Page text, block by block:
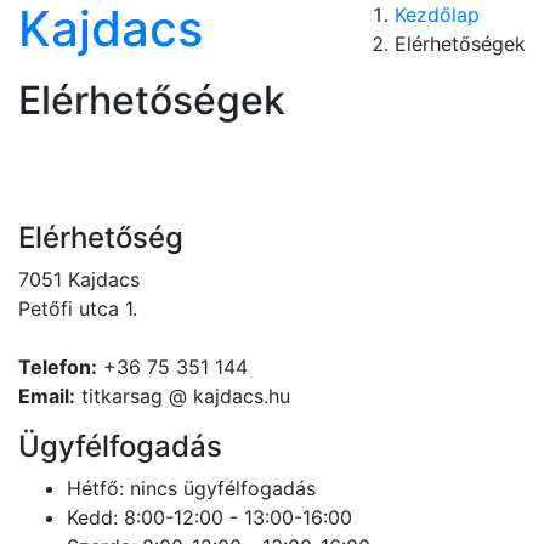
Kajdacs
Kezdőlap
Elérhetőségek
Elérhetőségek
Elérhetőség
7051 Kajdacs
Petőfi utca 1.
Telefon: +36 75 351 144
Email: titkarsag @ kajdacs.hu
Ügyfélfogadás
Hétfő: nincs ügyfélfogadás
Kedd: 8:00-12:00 - 13:00-16:00